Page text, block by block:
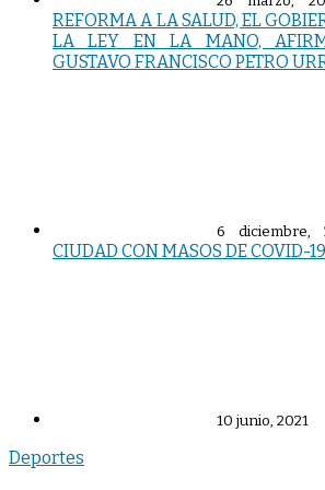
REFORMA A LA SALUD, EL
LA LEY EN LA MANO,
GUSTAVO FRANCISCO PETRO
6 diciembre,
CIUDAD CON MASOS DE COVID-19
10 junio, 2021
Deportes